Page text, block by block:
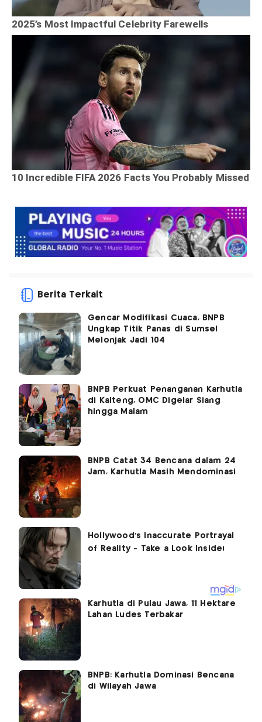
Berita Terkait
Gencar Modifikasi Cuaca, BNPB
Ungkap Titik Panas di Sumsel
Melonjak Jadi 104
BNPB Perkuat Penanganan Karhutla
di Kalteng, OMC Digelar Siang
hingga Malam
BNPB Catat 34 Bencana dalam 24
Jam, Karhutla Masih Mendominasi
Karhutla di Pulau Jawa, 11 Hektare
Lahan Ludes Terbakar
BNPB: Karhutla Dominasi Bencana
di Wilayah Jawa